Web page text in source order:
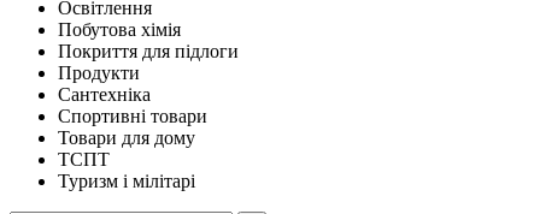
Освітлення
Побутова хімія
Покриття для підлоги
Продукти
Сантехніка
Спортивні товари
Товари для дому
ТСПТ
Туризм і мілітарі